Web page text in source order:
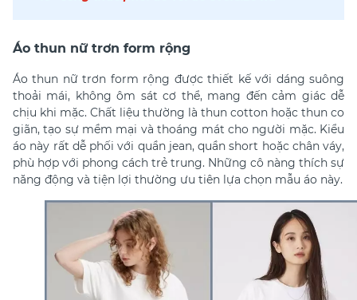
Áo thun nữ trơn form rộng
Áo thun nữ trơn form rộng được thiết kế với dáng suông
thoải mái, không ôm sát cơ thể, mang đến cảm giác dễ
chịu khi mặc. Chất liệu thường là thun cotton hoặc thun co
giãn, tạo sự mềm mại và thoáng mát cho người mặc. Kiểu
áo này rất dễ phối với quần jean, quần short hoặc chân váy,
phù hợp với phong cách trẻ trung. Những cô nàng thích sự
năng động và tiện lợi thường ưu tiên lựa chọn mẫu áo này.